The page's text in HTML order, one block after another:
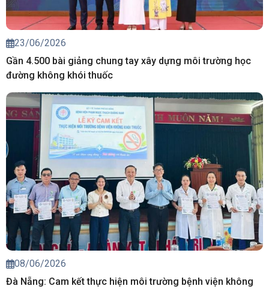
23/06/2026
Gần 4.500 bài giảng chung tay xây dựng môi trường học
đường không khói thuốc
08/06/2026
Đà Nẵng: Cam kết thực hiện môi trường bệnh viện không